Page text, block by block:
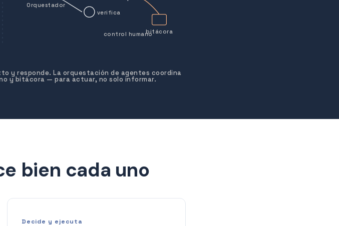
Orquestador
verifica
control humanobitácora
y responde. La orquestación de agentes coordina
y bitácora — para actuar, no solo informar.
bien cada uno
Decide y ejecuta